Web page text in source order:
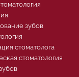
зубов
стоматолога
стоматология